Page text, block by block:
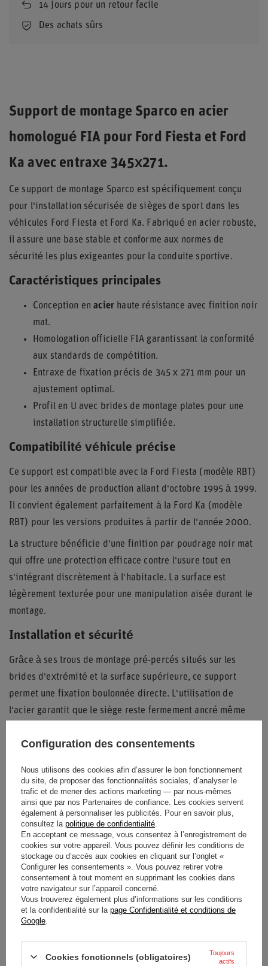
14 jours pour un retour facile
Des achats sûrs
Support de montage Sparco en acier
homologué FIA pour Ford Fiesta et Ford
Ka avec entraxe 345x271.
Ce support de montage Sparco est spécifiquement conçu
pour l'installation sécurisée de sièges de sport dans les
véhicules Ford Fiesta et Ford Ka. Fabriqué en acier robuste,
il assure une base stable et conforme aux normes de
sécurité les plus exigeantes pour la conduite sportive.
Caractéristiques principales
Conception enacier haute résistance avec finition noir
mat.
Homologation officielle FIA garantissant la conformité
aux standards de compétition.
Entraxe de fixation précis de 345 x 271 mm pour un
ajustement optimal.
Profil en U avec brides de montage plates pour une
installation structurelle simplifiée.
Compatibilité véhicule précise
Ce support est compatible avec la Ford Fiesta (modèle RBT)
pour les années de production allant d'octobre 1995 à 1999.
Il convient également parfaitement à la Ford Ka (modèle
RBT) pour les versions produites à partir de l'année 2000.
La structure bénéficie d'une finition par poudrage noir mat
qui offre une protection efficace contre l'usure tout en
s'intégrant discrètement à l'habitacle. La surface est
légèrement texturée pour une manipulation aisée durant le
montage.
Installation et sécurité
Grâce à ses trous de montage pré-percés situés sur les
brides d'extrémité et la surface supérieure, ce support
permet une fixation boulonnée directe. L'utilisation de
l'acier garantit que le siège reste fermement ancré même
montage Sparcoest un élément essentiel pour tout
conducteur souhaitant installer des sièges baquets tout en
respectant les spécifications techniques du constructeur
Ford. Sa robustesse en fait un choix privilégié pour les
environnements de garage et de préparation automobile.
Voiture FORD
Version voiture RBT
Modèle de voiture
2000 >
Configuration des consentements
Nous utilisons des cookies afin d’assurer le bon fonctionnement
du site, de proposer des fonctionnalités sociales, d’analyser le
trafic et de mener des actions marketing — par nous-mêmes
ainsi que par nos Partenaires de confiance. Les cookies servent
également à personnaliser les publicités. Pour en savoir plus,
consultez la politique de confidentialité
En acceptant ce message, vous consentez à l’enregistrement de
cookies sur votre appareil. Vous pouvez définir les conditions de
stockage ou d’accès aux cookies en cliquant sur l’onglet «
Configurer les consentements ». Vous pouvez retirer votre
consentement à tout moment en supprimant les cookies dans
votre navigateur sur l’appareil concerné.
Vous trouverez également plus d’informations sur les conditions
et la confidentialité sur la page Confidentialité et conditions de
Google
Cookies fonctionnels (obligatoires)
Toujours
actifs